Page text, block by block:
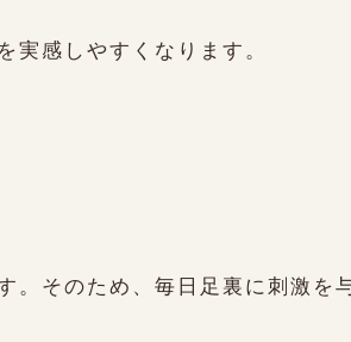
実感しやすくなります。
。そのため、毎日足裏に刺激を